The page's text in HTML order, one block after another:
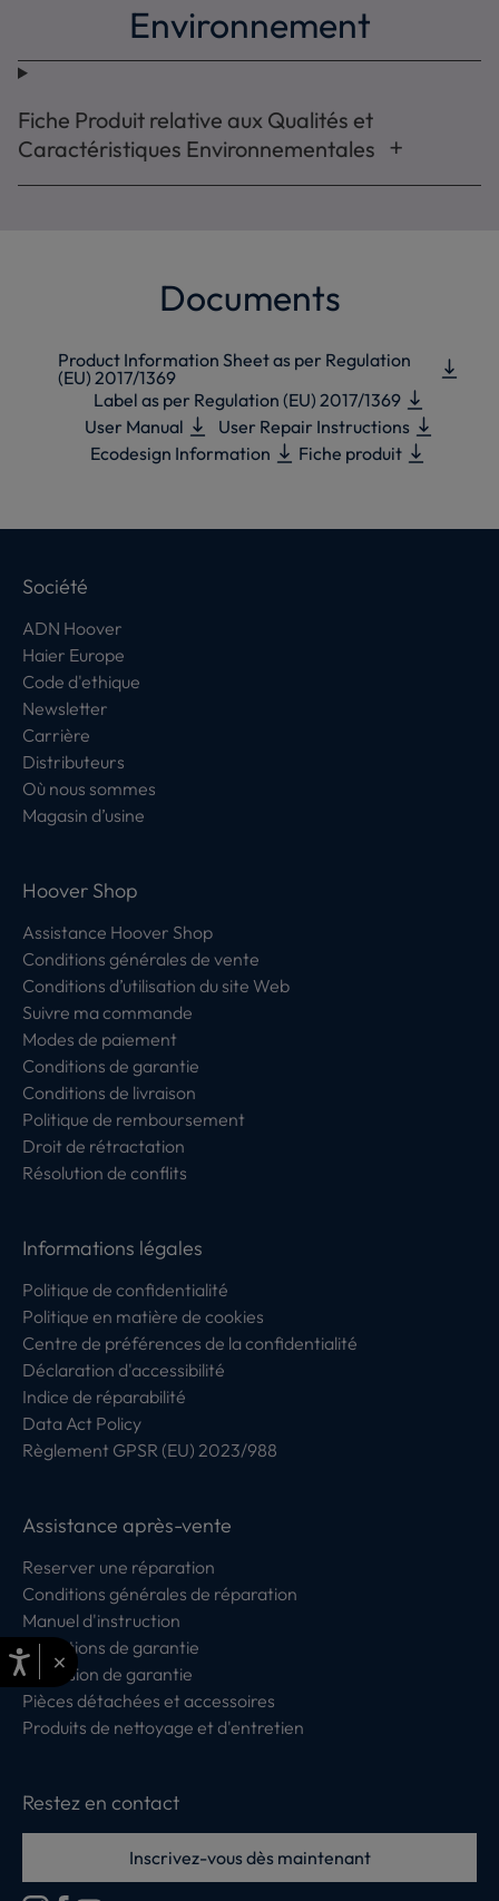
Environnement
Fiche Produit relative aux Qualités et
Caractéristiques Environnementales
Documents
Product Information Sheet as per Regulation
(EU) 2017/1369
Label as per Regulation (EU) 2017/1369
User Manual
User Repair Instructions
Ecodesign Information
Fiche produit
Société
ADN Hoover
Haier Europe
Code d'ethique
Newsletter
Carrière
Distributeurs
Où nous sommes
Magasin d’usine
Hoover Shop
Assistance Hoover Shop
Conditions générales de vente
Conditions d’utilisation du site Web
Suivre ma commande
Modes de paiement
Conditions de garantie
Conditions de livraison
Politique de remboursement
Droit de rétractation
Résolution de conflits
Informations légales
Politique de confidentialité
Politique en matière de cookies
Centre de préférences de la confidentialité
Déclaration d'accessibilité
Indice de réparabilité
Data Act Policy
Règlement GPSR (EU) 2023/988
Assistance après-vente
Reserver une réparation
Conditions générales de réparation
Manuel d'instruction
Conditions de garantie
Extension de garantie
Pièces détachées et accessoires
Produits de nettoyage et d'entretien
Restez en contact
Inscrivez-vous dès maintenant
×